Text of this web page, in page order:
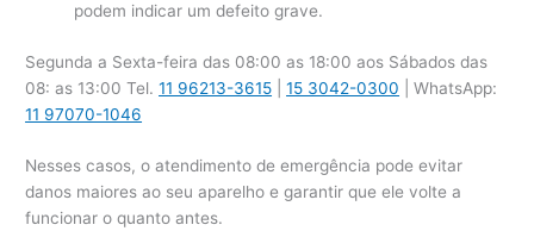
podem indicar um defeito grave.
Segunda a Sexta-feira das 08:00 as 18:00 aos Sábados das
08: as 13:00 Tel.11 96213-3615 |15 3042-0300 | WhatsApp:
11 97070-1046
Nesses casos, o atendimento de emergência pode evitar
danos maiores ao seu aparelho e garantir que ele volte a
funcionar o quanto antes.